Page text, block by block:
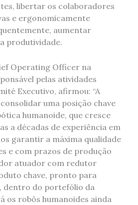
libertar os colaboradores
e ergonomicamente
aumentar
produtividade.
Operating Officer na
pelas atividades
Executivo, afirmou: “A
uma posição chave
humanoide, que cresce
a décadas de experiência em
garantir a máxima qualidade
e com prazos de produção
atuador com redutor
chave, pronto para
dentro do portefólio da
os robôs humanoides ainda